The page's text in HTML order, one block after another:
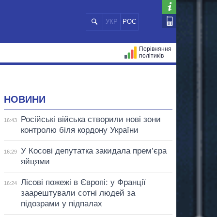
УКР РОС
Порівняння
політиків
НОВИНИ
16:43
Російські війська створили нові зони
контролю біля кордону України
16:29
У Косові депутатка закидала прем’єра
яйцями
16:24
Лісові пожежі в Європі: у Франції
заарештували сотні людей за
підозрами у підпалах